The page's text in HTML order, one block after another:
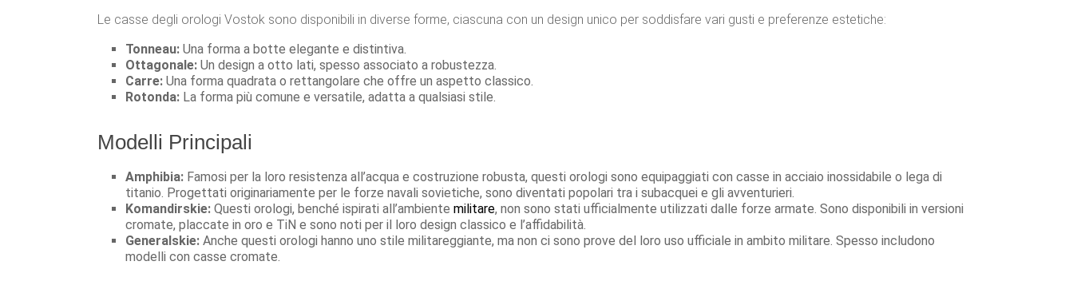
Le casse degli orologi Vostok sono disponibili in diverse forme, ciascuna con un design unico per soddisfare vari gusti e preferenze estetiche:
Tonneau: Una forma a botte elegante e distintiva.
Ottagonale: Un design a otto lati, spesso associato a robustezza.
Carre: Una forma quadrata o rettangolare che offre un aspetto classico.
Rotonda: La forma più comune e versatile, adatta a qualsiasi stile.
Modelli Principali
Amphibia: Famosi per la loro resistenza all’acqua e costruzione robusta, questi orologi sono equipaggiati con casse in acciaio inossidabile o lega di
titanio. Progettati originariamente per le forze navali sovietiche, sono diventati popolari tra i subacquei e gli avventurieri.
Komandirskie: Questi orologi, benché ispirati all’ambiente militare, non sono stati ufficialmente utilizzati dalle forze armate. Sono disponibili in versioni
cromate, placcate in oro e TiN e sono noti per il loro design classico e l’affidabilità.
Generalskie: Anche questi orologi hanno uno stile militareggiante, ma non ci sono prove del loro uso ufficiale in ambito militare. Spesso includono
modelli con casse cromate.